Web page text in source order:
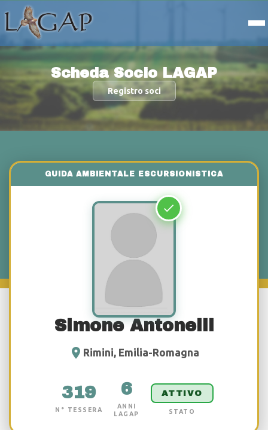
Scheda Socio LAGAP
Registro soci
Simone Antonelli
Rimini, Emilia-Romagna
319
N° TESSERA
6
ANNI
LAGAP
ATTIVO
STATO